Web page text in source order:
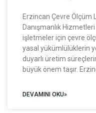
Erzincan Çevre Ölçüm
Danışmanlık
işletmeler için çevre
yasal yükümlülüklerin
duyarlı üretim
büyük önem taşır.
DEVAMINI OKU»